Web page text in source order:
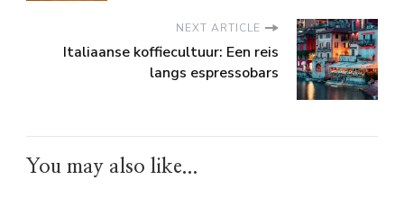
NEXT ARTICLE
Italiaanse koffiecultuur: Een reis
langs espressobars
You may also like...